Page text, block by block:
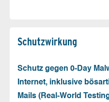
Schutz­wirkung
Schutz gegen 0-Day
Internet, inklusive
Mails (Real-World